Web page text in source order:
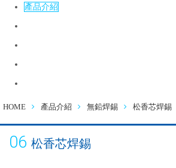
產品介紹
HOME 產品介紹 無鉛焊錫 松香芯焊錫
06 松香芯焊錫